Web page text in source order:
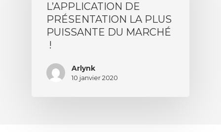
L’APPLICATION DE
PRÉSENTATION LA PLUS
PUISSANTE DU MARCHÉ
!
Arlynk
10 janvier 2020